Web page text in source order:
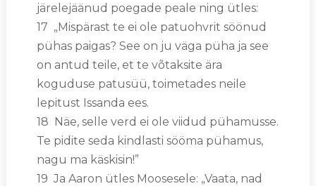
järelejäänud poegade peale ning ütles:
17 „Mispärast te ei ole patuohvrit söönud
pühas paigas? See on ju väga püha ja see
on antud teile, et te võtaksite ära
koguduse patusüü, toimetades neile
lepitust Issanda ees.
18 Näe, selle verd ei ole viidud pühamusse.
Te pidite seda kindlasti sööma pühamus,
nagu ma käskisin!”
19 Ja Aaron ütles Moosesele: „Vaata, nad